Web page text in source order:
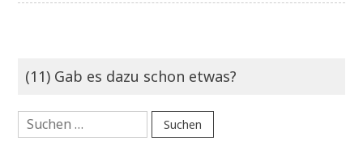
(11) Gab es dazu schon etwas?
Suchen
nach: